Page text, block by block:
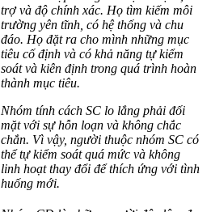
trợ và độ chính xác. Họ tìm kiếm môi
trường yên tĩnh, có hệ thống và chu
đáo. Họ đặt ra cho mình những mục
tiêu cố định và có khả năng tự kiểm
soát và kiên định trong quá trình hoàn
thành mục tiêu.
Nhóm tính cách SC lo lắng phải đối
mặt với sự hỗn loạn và không chắc
chắn. Vì vậy, người thuộc nhóm SC có
thể tự kiểm soát quá mức và không
linh hoạt thay đổi để thích ứng với tình
huống mới.